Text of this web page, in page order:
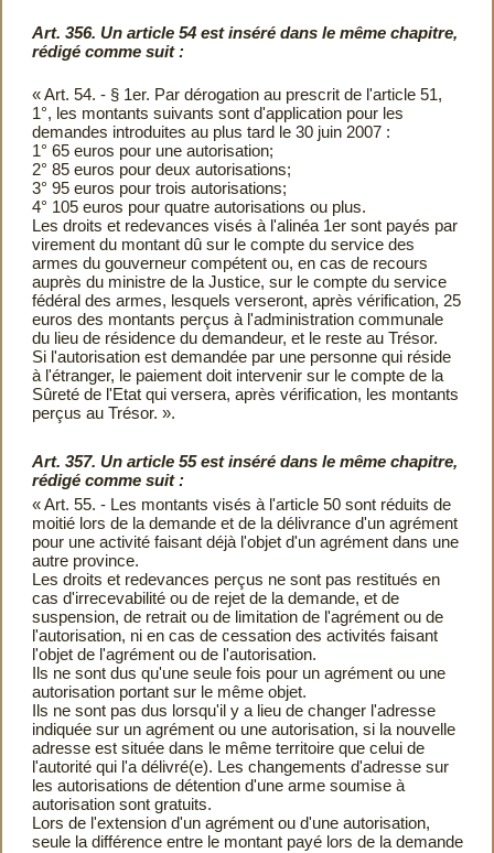
Art. 356. Un article 54 est inséré dans le même chapitre,
rédigé comme suit :
« Art. 54. - § 1er. Par dérogation au prescrit de l'article 51,
1°, les montants suivants sont d'application pour les
demandes introduites au plus tard le 30 juin 2007 :
1° 65 euros pour une autorisation;
2° 85 euros pour deux autorisations;
3° 95 euros pour trois autorisations;
4° 105 euros pour quatre autorisations ou plus.
Les droits et redevances visés à l'alinéa 1er sont payés par
virement du montant dû sur le compte du service des
armes du gouverneur compétent ou, en cas de recours
auprès du ministre de la Justice, sur le compte du service
fédéral des armes, lesquels verseront, après vérification, 25
euros des montants perçus à l'administration communale
du lieu de résidence du demandeur, et le reste au Trésor.
Si l'autorisation est demandée par une personne qui réside
à l'étranger, le paiement doit intervenir sur le compte de la
Sûreté de l'Etat qui versera, après vérification, les montants
perçus au Trésor. ».
Art. 357. Un article 55 est inséré dans le même chapitre,
rédigé comme suit :
« Art. 55. - Les montants visés à l'article 50 sont réduits de
moitié lors de la demande et de la délivrance d'un agrément
pour une activité faisant déjà l'objet d'un agrément dans une
autre province.
Les droits et redevances perçus ne sont pas restitués en
cas d'irrecevabilité ou de rejet de la demande, et de
suspension, de retrait ou de limitation de l'agrément ou de
l'autorisation, ni en cas de cessation des activités faisant
l'objet de l'agrément ou de l'autorisation.
Ils ne sont dus qu'une seule fois pour un agrément ou une
autorisation portant sur le même objet.
Ils ne sont pas dus lorsqu'il y a lieu de changer l'adresse
indiquée sur un agrément ou une autorisation, si la nouvelle
adresse est située dans le même territoire que celui de
l'autorité qui l'a délivré(e). Les changements d'adresse sur
les autorisations de détention d'une arme soumise à
autorisation sont gratuits.
Lors de l'extension d'un agrément ou d'une autorisation,
seule la différence entre le montant payé lors de la demande